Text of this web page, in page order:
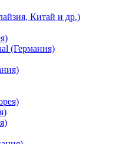
Китай и др.)
(Германия)